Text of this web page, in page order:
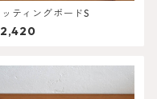
ッティングボードS